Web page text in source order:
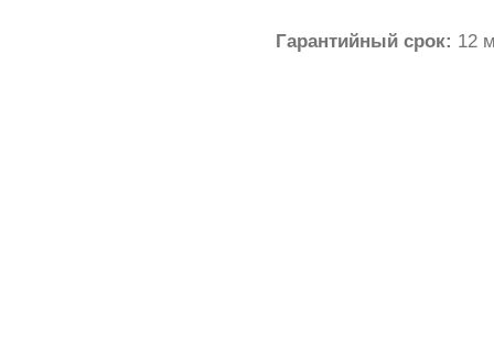
Гарантийный срок: 12